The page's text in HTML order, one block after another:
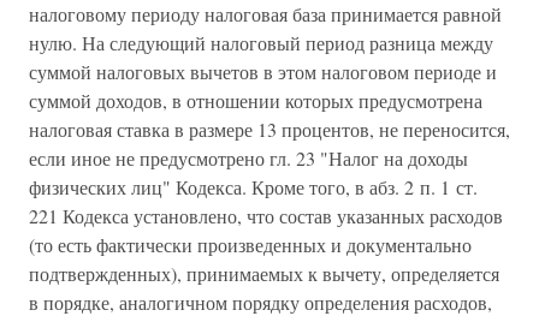
налоговому периоду налоговая база принимается равной
нулю. На следующий налоговый период разница между
суммой налоговых вычетов в этом налоговом периоде и
суммой доходов, в отношении которых предусмотрена
налоговая ставка в размере 13 процентов, не переносится,
если иное не предусмотрено гл. 23 "Налог на доходы
физических лиц" Кодекса. Кроме того, в абз. 2 п. 1 ст.
221 Кодекса установлено, что состав указанных расходов
(то есть фактически произведенных и документально
подтвержденных), принимаемых к вычету, определяется
в порядке, аналогичном порядку определения расходов,